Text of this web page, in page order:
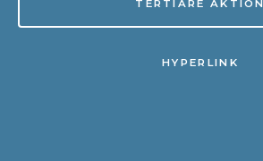
TERTIÄRE AKTION
HYPERLINK